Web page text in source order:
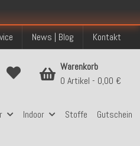
News | Blog Kontakt
Indoor Stoffe Gutschein
Warenkorb
0 Artikel
0,00 €